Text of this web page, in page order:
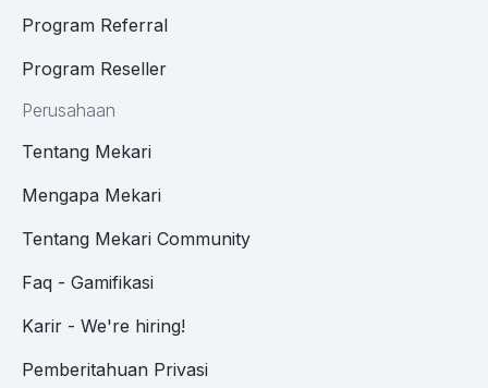
Program Referral
Program Reseller
Perusahaan
Tentang Mekari
Mengapa Mekari
Tentang Mekari Community
Faq - Gamifikasi
Karir - We're hiring!
Pemberitahuan Privasi